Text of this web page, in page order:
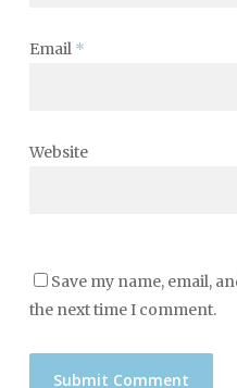
Email *
Website
Save my name, email,
the next time I comment.